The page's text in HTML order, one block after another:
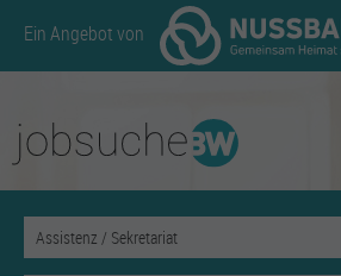
Ein Angebot von